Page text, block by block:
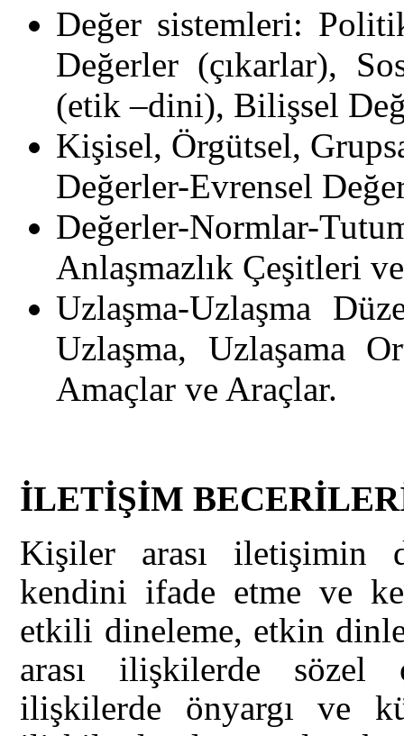
Değer sistemleri:
Değerler (çıkarlar),
(etik –dini), Bilişsel
Kişisel, Örgütsel,
Değerler-Evrensel
Değerler-Normlar-
Anlaşmazlık Çeşitleri
Uzlaşma-Uzlaşma
Uzlaşma, Uzlaşama
Amaçlar ve Araçlar.
İLETİŞİM
Kişiler arası iletişimin
kendini ifade etme ve
etkili dineleme, etkin
arası ilişkilerde sözel
ilişkilerde önyargı ve